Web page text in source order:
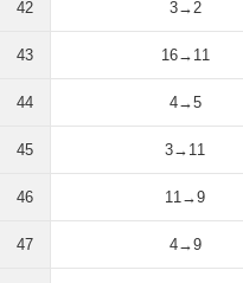
42 3→2
43 16→11
44 4→5
45 3→11
46 11→9
47 4→9